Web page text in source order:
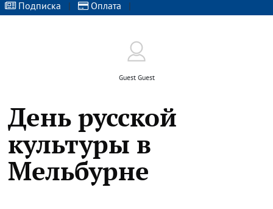
Подписка | Оплата |
Guest Guest
День русской
культуры в
Мельбурне